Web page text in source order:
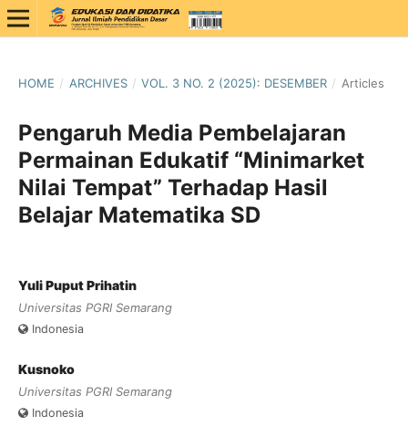
HOME / ARCHIVES / VOL. 3 NO. 2 (2025): DESEMBER / Articles
Pengaruh Media Pembelajaran
Permainan Edukatif “Minimarket
Nilai Tempat” Terhadap Hasil
Belajar Matematika SD
Yuli Puput Prihatin
Universitas PGRI Semarang
Indonesia
Kusnoko
Universitas PGRI Semarang
Indonesia